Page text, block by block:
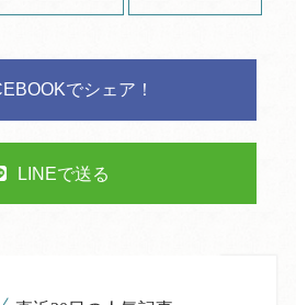
でシェア！
LINEで送る